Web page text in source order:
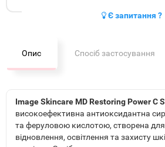
Є запитання ?
Опис Спосіб застосування
Image Skincare MD Restoring Power C
високоефективна антиоксидантна
та феруловою кислотою, створена для
відновлення, освітлення та захисту